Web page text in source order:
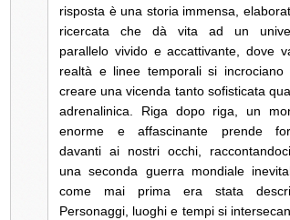
risposta è una storia immensa,
ricercata che dà vita ad un
parallelo vivido e accattivante, dove
realtà e linee temporali si incrociano
creare una vicenda tanto sofisticata
adrenalinica. Riga dopo riga, un
enorme e affascinante prende
davanti ai nostri occhi,
una seconda guerra mondiale
come mai prima era stata
Personaggi, luoghi e tempi si